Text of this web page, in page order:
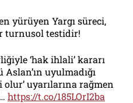
yürüyen Yargı süreci,
turnusol testidir!
‘hak ihlali’ kararı
uyulmadığı
uyarılarına rağmen
https://t.co/185LOrI2ba